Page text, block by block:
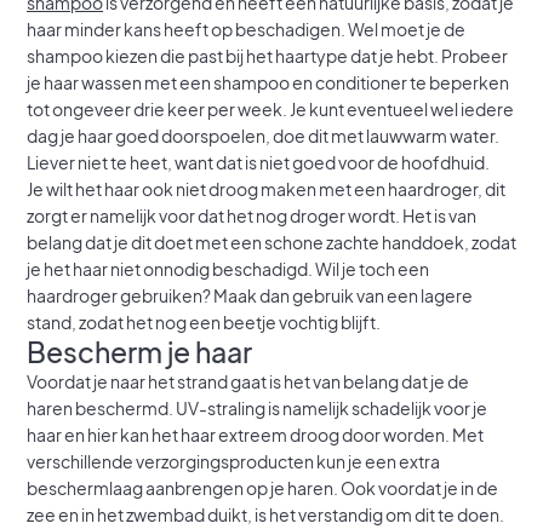
haar minder kans heeft op beschadigen. Wel moet je de
shampoo kiezen die past bij het haartype dat je hebt. Probeer
je haar wassen met een shampoo en conditioner te beperken
tot ongeveer drie keer per week. Je kunt eventueel wel iedere
dag je haar goed doorspoelen, doe dit met lauwwarm water.
Liever niet te heet, want dat is niet goed voor de hoofdhuid.
Je wilt het haar ook niet droog maken met een haardroger, dit
zorgt er namelijk voor dat het nog droger wordt. Het is van
belang dat je dit doet met een schone zachte handdoek, zodat
je het haar niet onnodig beschadigd. Wil je toch een
haardroger gebruiken? Maak dan gebruik van een lagere
stand, zodat het nog een beetje vochtig blijft.
Bescherm je haar
Voordat je naar het strand gaat is het van belang dat je de
haren beschermd. UV-straling is namelijk schadelijk voor je
haar en hier kan het haar extreem droog door worden. Met
verschillende verzorgingsproducten kun je een extra
beschermlaag aanbrengen op je haren. Ook voordat je in de
zee en in het zwembad duikt, is het verstandig om dit te doen.